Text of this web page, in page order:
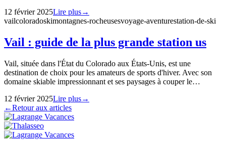
12 février 2025Lire plus→
vailcoloradoskimontagnes-rocheusesvoyage-aventurestation-de-ski
Vail : guide de la plus grande station us
Vail, située dans l'État du Colorado aux États-Unis, est une
destination de choix pour les amateurs de sports d'hiver. Avec son
domaine skiable impressionnant et ses paysages à couper le…
12 février 2025Lire plus→
←Retour aux articles